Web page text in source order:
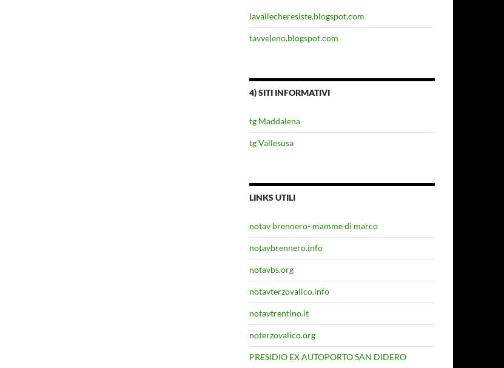
lavallecheresiste.blogspot.com
tavveleno.blogspot.com
4) SITI INFORMATIVI
tg Maddalena
tg Vallesusa
LINKS UTILI
notav brennero- mamme di marco
notavbrennero.info
notavbs.org
notavterzovalico.info
notavtrentino.it
noterzovalico.org
PRESIDIO EX AUTOPORTO SAN DIDERO